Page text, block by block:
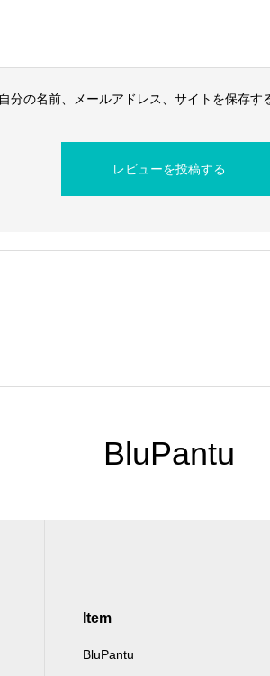
の名前、メールアドレス、サイトを保存す
BluPantu
Item
BluPantu